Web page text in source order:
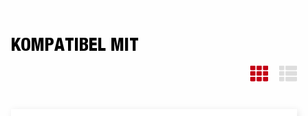
KOMPATIBEL MIT